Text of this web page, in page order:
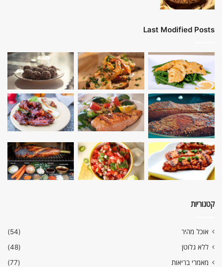
Last Modified Posts
קטגוריות
אוכל מהיר
(54)
ללא גלוטן
(48)
מאמרי בריאות
(77)